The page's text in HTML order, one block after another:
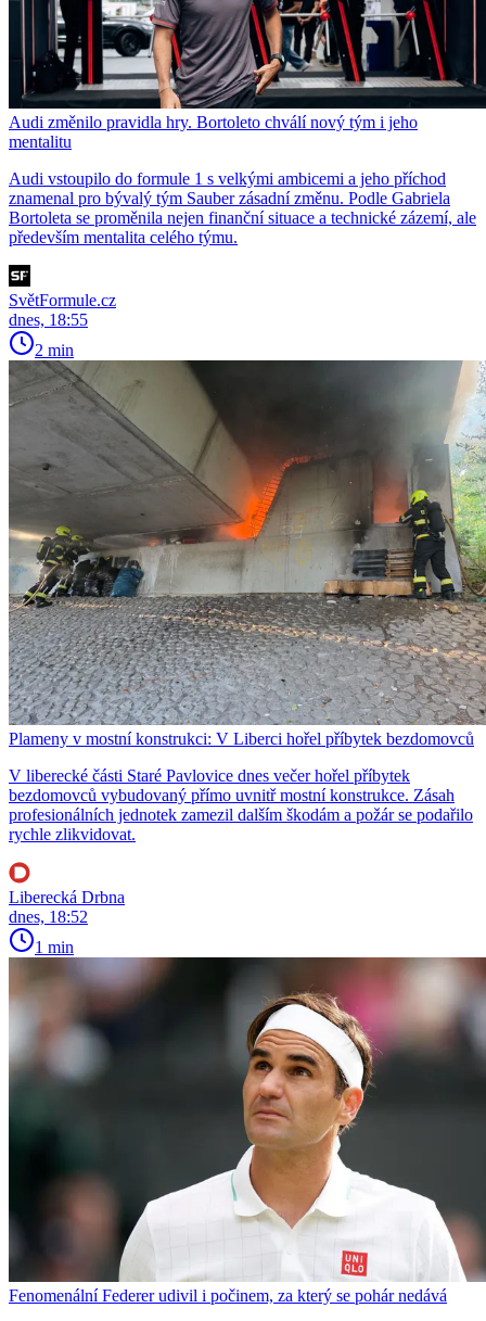
Audi změnilo pravidla hry. Bortoleto chválí nový tým i jeho
mentalitu
Audi vstoupilo do formule 1 s velkými ambicemi a jeho příchod
znamenal pro bývalý tým Sauber zásadní změnu. Podle Gabriela
Bortoleta se proměnila nejen finanční situace a technické zázemí, ale
především mentalita celého týmu.
SvětFormule.cz
dnes, 18:55
2 min
Plameny v mostní konstrukci: V Liberci hořel příbytek bezdomovců
V liberecké části Staré Pavlovice dnes večer hořel příbytek
bezdomovců vybudovaný přímo uvnitř mostní konstrukce. Zásah
profesionálních jednotek zamezil dalším škodám a požár se podařilo
rychle zlikvidovat.
Liberecká Drbna
dnes, 18:52
1 min
Fenomenální Federer udivil i počinem, za který se pohár nedává